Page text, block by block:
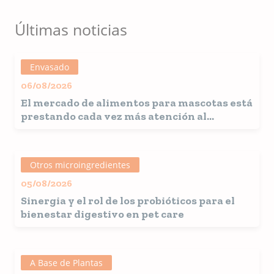
Últimas noticias
Envasado
06/08/2026
El mercado de alimentos para mascotas está
prestando cada vez más atención al
Otros microingredientes
05/08/2026
Sinergia y el rol de los probióticos para el
bienestar digestivo en pet care
A Base de Plantas